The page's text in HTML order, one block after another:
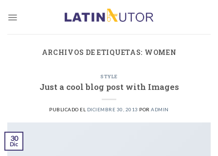
ARCHIVOS DE ETIQUETAS: WOMEN
STYLE
Just a cool blog post with Images
PUBLICADO EL DICIEMBRE 30, 2013 PORADMIN
30
Dic